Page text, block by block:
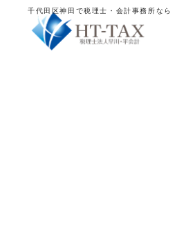
千代田区神田で税理士・会計事務所なら